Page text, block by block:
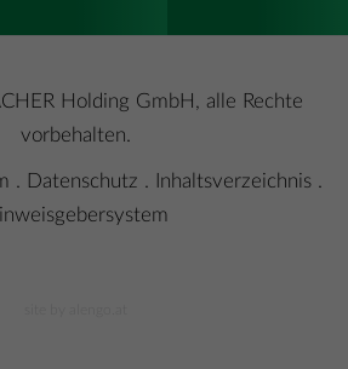
Holding GmbH, alle Rechte
vorbehalten.
Datenschutz Inhaltsverzeichnis